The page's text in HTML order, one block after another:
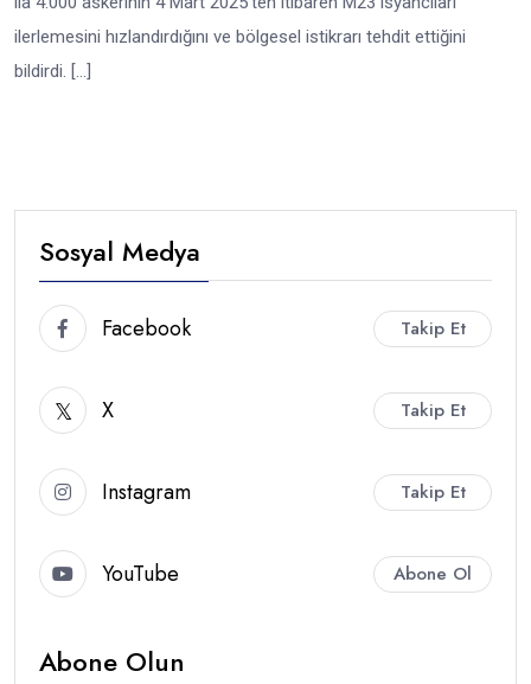
ilerlemesini hızlandırdığını ve bölgesel istikrarı tehdit ettiğini
bildirdi. […]
Sosyal Medya
Facebook Takip Et
X Takip Et
Instagram Takip Et
YouTube Abone Ol
Abone Olun